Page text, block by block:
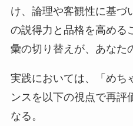
け、論理や客観性に基づ
の説得力と品格を高める
彙の切り替えが、あなた
実践においては、「めち
ンスを以下の視点で再評
なる。